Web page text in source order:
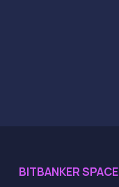
BITBANKER SPACE